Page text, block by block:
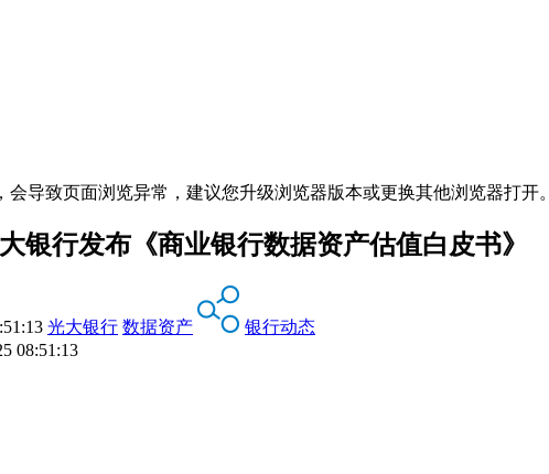
导致页面浏览异常，建议您升级浏览器版本或更换其他浏览器打开。
银行发布《商业银行数据资产估值白皮书》
光大银行 数据资产
银行动态
08:51:13